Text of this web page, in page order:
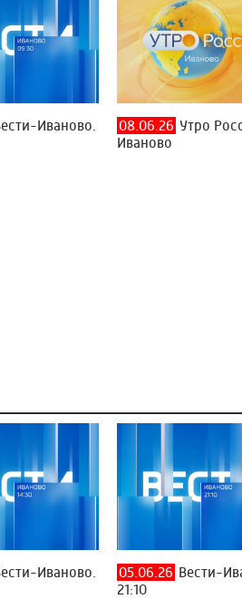
Иваново.
08.06.26 Утро
Иваново
Иваново.
05.06.26 Вести-
21:10